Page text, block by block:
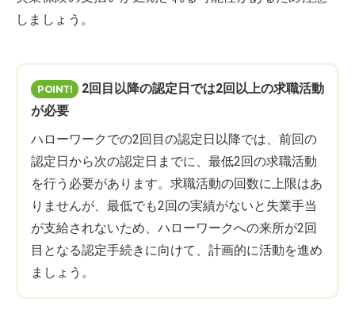
しましょう。
2回目以降の認定日では2回以上の求職活動
が必要
ハローワークでの2回目の認定日以降では、前回の
認定日から次の認定日までに、最低2回の求職活動
を行う必要があります。求職活動の回数に上限はあ
りませんが、最低でも2回の実績がないと失業手当
が支給されないため、ハローワークへの来所が2回
目となる認定手続きに向けて、計画的に活動を進め
ましょう。